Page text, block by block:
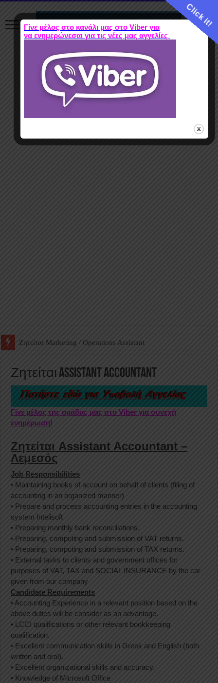
Ζητείται Βοηθός Αποθήκης σε Φαρμακείο
Ζητείται Assistant Accountant
Γίνε μέλος της ομάδας μας στο Viber για συνεχή
ενημέρωση!
Ζητείται Assistant Accountant –
Λεμεσός
Job Responsibilities
• Maintaining books of account on behalf of clients (filing of
accounting in an organized manner)
• Prepare and process accounting entries in the accounting
system Intelisoft
• Preparing monthly bank reconciliations.
• Preparing, computing and submission of VAT returns.
• Preparing, computing and submission of TAX returns.
• External tasks to clients and government offices for
purposes of VAT, TAX and SOCIAL INSURANCE by the car
given from our company
Candidate Requirements
• Accounting Experience in a relevant position based on the
above duties will be consider as an advantage.
• LCCI qualifications or other relevant bookkeeping
qualification.
• Excellent communication skills in Greek and English (both
written and oral).
• Excellent organizational skills and accuracy.
• Knowledge of Microsoft Office
Click it!
Γίνε μέλος στο κανάλι μας στο Viber για
να ενημερώνεσαι για τις νέες μας αγγελίες